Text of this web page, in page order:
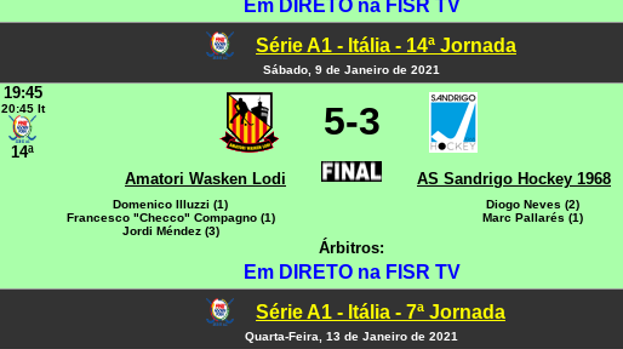
Em DIRETO na FISR TV
Série A1 - Itália - 14ª Jornada
Sábado, 9 de Janeiro de 2021
19:45
20:45 It
14ª
5-3
Amatori Wasken Lodi AS Sandrigo Hockey 1968
Domenico Illuzzi (1)
Francesco "Checco" Compagno (1)
Jordi Méndez (3)
Diogo Neves (2)
Marc Pallarés (1)
Árbitros:
Em DIRETO na FISR TV
Série A1 - Itália - 7ª Jornada
Quarta-Feira, 13 de Janeiro de 2021